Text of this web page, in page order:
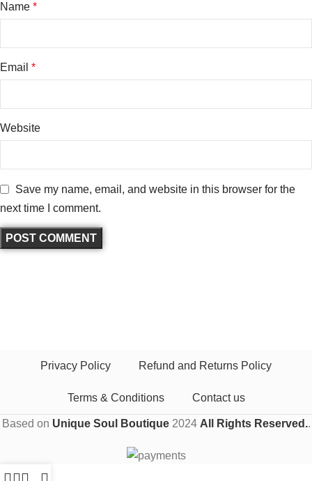
Name *
Email *
Website
Save my name, email, and website in this browser for the
next time I comment.
Privacy Policy Refund and Returns Policy
Terms & Conditions Contact us
Based on Unique Soul Boutique2024 All Rights Reserved..